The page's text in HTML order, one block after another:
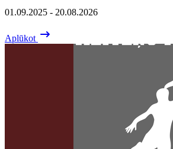
01.09.2025 - 20.08.2026
Aplūkot